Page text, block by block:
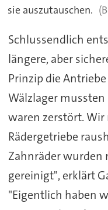
sie auszutauschen.
Schlussendlich
längere, aber
Prinzip die
Wälzlager
waren zerstört.
Rädergetriebe
Zahnräder wurden
gereinigt", erklärt
"Eigentlich haben